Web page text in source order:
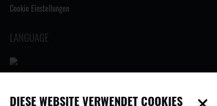
Cookie Einstellungen
LANGUAGE
INFORMATIONEN
DIESE WEBSITE VERWENDET COOKIES